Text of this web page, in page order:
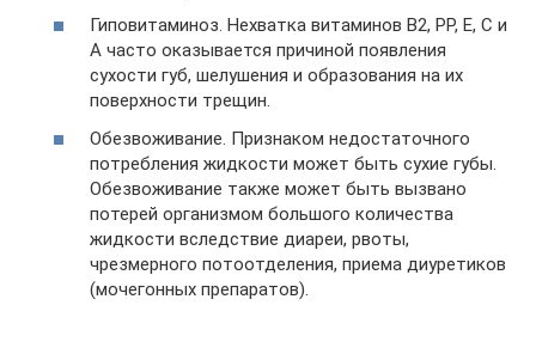
Гиповитаминоз. Нехватка витаминов В2, РР, Е, С и
А часто оказывается причиной появления
сухости губ, шелушения и образования на их
поверхности трещин.
Обезвоживание. Признаком недостаточного
потребления жидкости может быть сухие губы.
Обезвоживание также может быть вызвано
потерей организмом большого количества
жидкости вследствие диареи, рвоты,
чрезмерного потоотделения, приема диуретиков
(мочегонных препаратов).